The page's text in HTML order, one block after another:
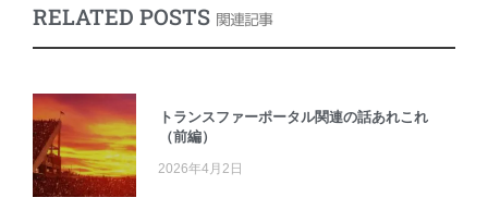
RELATED POSTS 関連記事
トランスファーポータル関連の話あれこれ
（前編）
2026年4月2日